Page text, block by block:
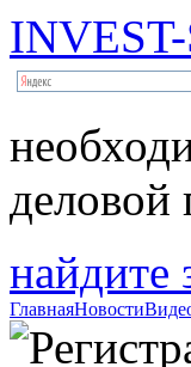
деловой
найдите
ГлавнаяНовости